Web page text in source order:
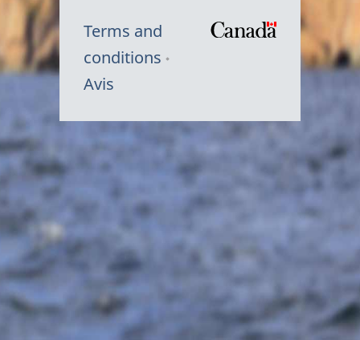
Terms and
conditions
Avis
Symbole
Canada